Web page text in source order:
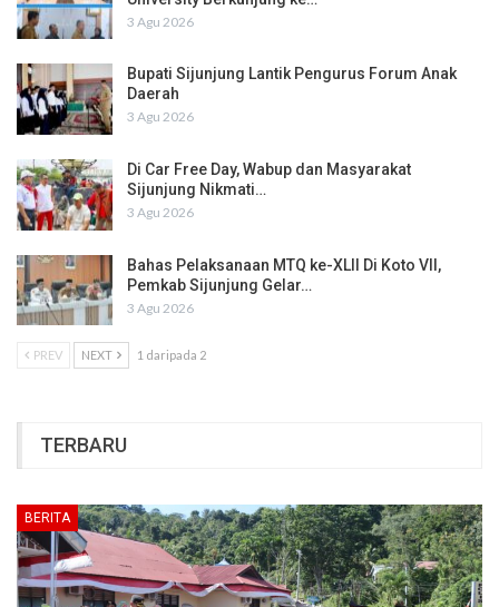
3 Agu 2026
Bupati Sijunjung Lantik Pengurus Forum Anak
Daerah
3 Agu 2026
Di Car Free Day, Wabup dan Masyarakat
Sijunjung Nikmati…
3 Agu 2026
Bahas Pelaksanaan MTQ ke-XLII Di Koto VII,
Pemkab Sijunjung Gelar…
3 Agu 2026
PREV NEXT 1 daripada 2
TERBARU
BERITA